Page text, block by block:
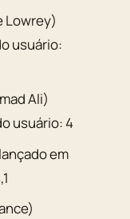
Lowrey)
usuário:
Ali)
usuário: 4
em